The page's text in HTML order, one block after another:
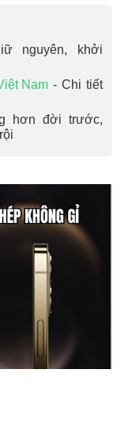
nguyên, khởi
Nam - Chi tiết
hơn đời trước,